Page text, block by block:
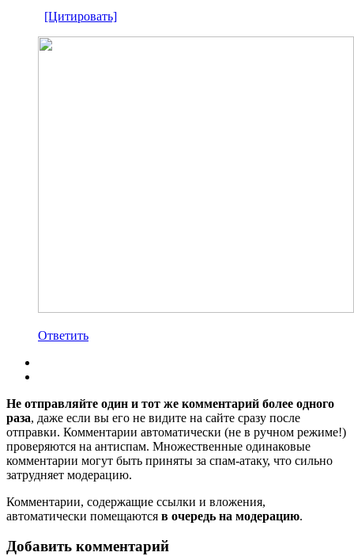
[Цитировать]
Ответить
Не отправляйте один и тот же комментарий более одного
раза, даже если вы его не видите на сайте сразу после
отправки. Комментарии автоматически (не в ручном режиме!)
проверяются на антиспам. Множественные одинаковые
комментарии могут быть приняты за спам-атаку, что сильно
затрудняет модерацию.
Комментарии, содержащие ссылки и вложения,
автоматически помещаются в очередь на модерацию.
Добавить комментарий